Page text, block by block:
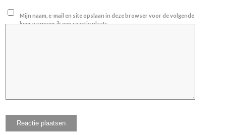
Mijn naam, e-mail en site opslaan in deze browser voor de volgende
keer wanneer ik een reactie plaats.